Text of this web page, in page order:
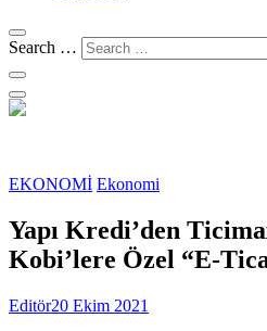
Search …
EKONOMİ Ekonomi
Yapı Kredi’den
Kobi’lere Özel “E-
Editör20 Ekim 2021